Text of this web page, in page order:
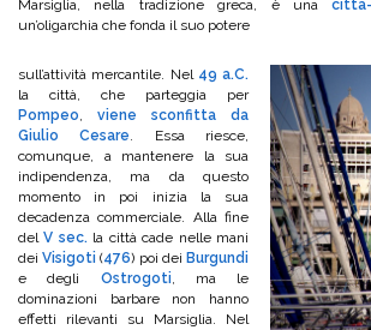
Marsiglia, nella tradizione greca, è una
un’oligarchia che fonda il suo potere
sull’attività mercantile. Nel 49 a.C.
la città, che parteggia per
Pompeo, viene sconfitta da
Giulio Cesare. Essa riesce,
comunque, a mantenere la sua
indipendenza, ma da questo
momento in poi inizia la sua
decadenza commerciale. Alla fine
delV sec. la città cade nelle mani
deiVisigoti (476) poi dei Burgundi
e degli Ostrogoti, ma le
dominazioni barbare non hanno
effetti rilevanti su Marsiglia. Nel